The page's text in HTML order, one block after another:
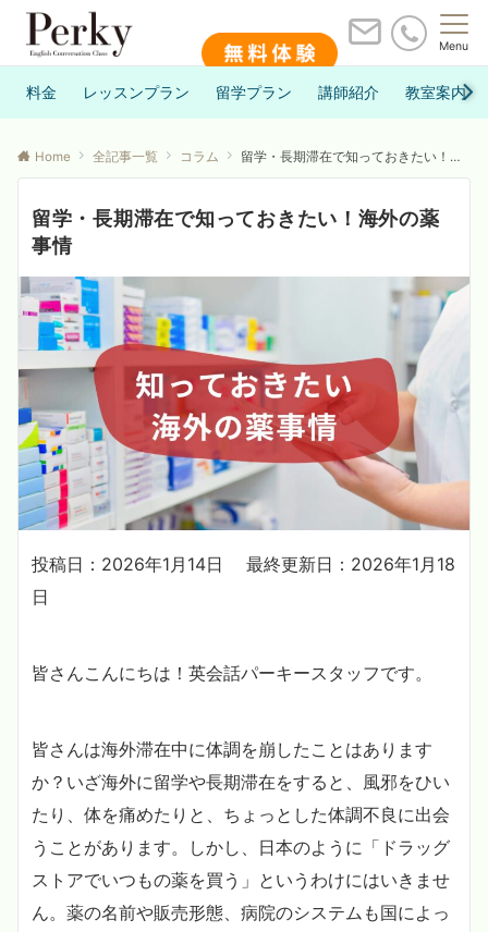
Menu
料金 レッスンプラン 留学プラン 講師紹介 教室案内
Home 全記事一覧 コラム 留学・長期滞在で知っておきたい！海外の薬事情
留学・長期滞在で知っておきたい！海外の薬
事情
投稿日：2026年1月14日
最終更新日：2026年1月18
日
皆さんこんにちは！英会話パーキースタッフです。
皆さんは海外滞在中に体調を崩したことはあります
か？いざ海外に留学や長期滞在をすると、風邪をひい
たり、体を痛めたりと、ちょっとした体調不良に出会
うことがあります。しかし、日本のように「ドラッグ
ストアでいつもの薬を買う」というわけにはいきませ
ん。薬の名前や販売形態、病院のシステムも国によっ